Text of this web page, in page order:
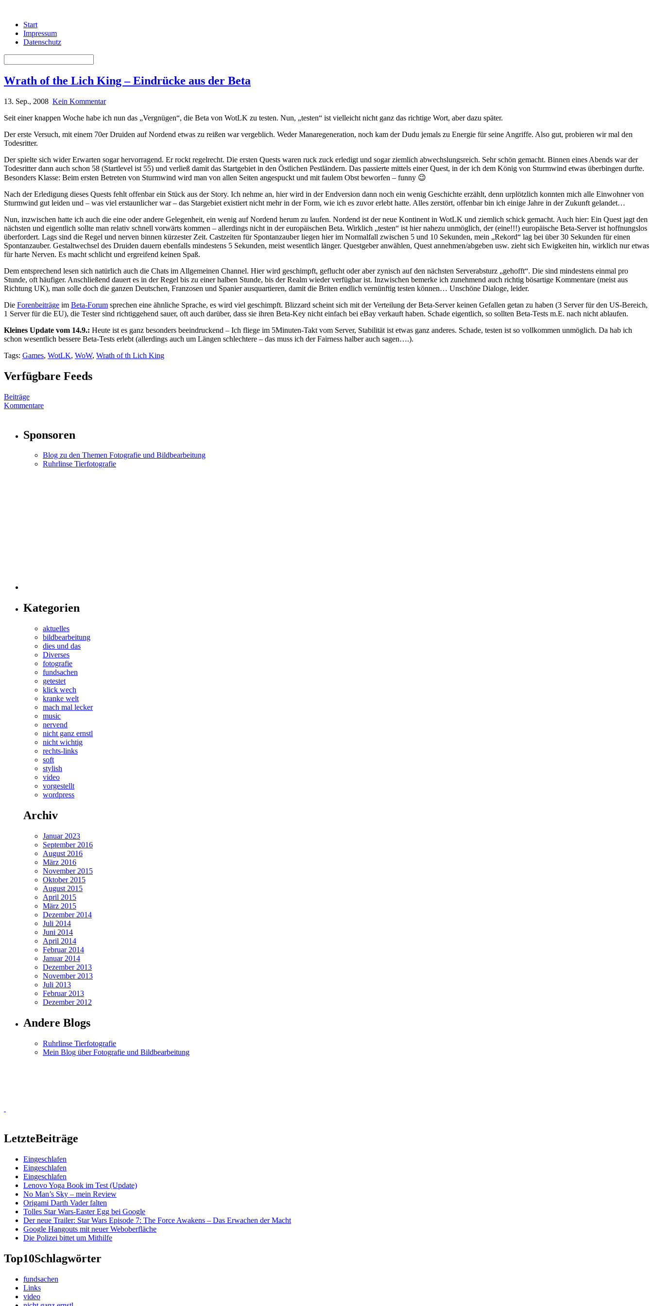
Start
Impressum
Datenschutz
Wrath of the Lich King – Eindrücke aus der Beta
13. Sep., 2008 Kein Kommentar
Seit einer knappen Woche habe ich nun das „Vergnügen“, die Beta von WotLK zu testen. Nun, „testen“ ist vielleicht nicht ganz das richtige Wort, aber dazu später.
Der erste Versuch, mit einem 70er Druiden auf Nordend etwas zu reißen war vergeblich. Weder Manaregeneration, noch kam der Dudu jemals zu Energie für seine Angriffe. Also gut, probieren wir mal den
Todesritter.
Der spielte sich wider Erwarten sogar hervorragend. Er rockt regelrecht. Die ersten Quests waren ruck zuck erledigt und sogar ziemlich abwechslungsreich. Sehr schön gemacht. Binnen eines Abends war der
Todesritter dann auch schon 58 (Startlevel ist 55) und verließ damit das Startgebiet in den Östlichen Pestländern. Das passierte mittels einer Quest, in der ich dem König von Sturmwind etwas überbingen durfte.
Besonders Klasse: Beim ersten Betreten von Sturmwind wird man von allen Seiten angespuckt und mit faulem Obst beworfen – funny 😉
Nach der Erledigung dieses Quests fehlt offenbar ein Stück aus der Story. Ich nehme an, hier wird in der Endversion dann noch ein wenig Geschichte erzählt, denn urplötzlich konnten mich alle Einwohner von
Sturmwind gut leiden und – was viel erstaunlicher war – das Stargebiet existiert nicht mehr in der Form, wie ich es zuvor erlebt hatte. Alles zerstört, offenbar bin ich einige Jahre in der Zukunft gelandet…
Nun, inzwischen hatte ich auch die eine oder andere Gelegenheit, ein wenig auf Nordend herum zu laufen. Nordend ist der neue Kontinent in WotLK und ziemlich schick gemacht. Auch hier: Ein Quest jagt den
nächsten und eigentlich sollte man relativ schnell vorwärts kommen – allerdings nicht in der europäischen Beta. Wirklich „testen“ ist hier nahezu unmöglich, der (eine!!!) europäische Beta-Server ist hoffnungslos
überfordert. Lags sind die Regel und nerven binnen kürzester Zeit. Castzeiten für Spontanzauber liegen hier im Normalfall zwischen 5 und 10 Sekunden, mein „Rekord“ lag bei über 30 Sekunden für einen
Spontanzauber. Gestaltwechsel des Druiden dauern ebenfalls mindestens 5 Sekunden, meist wesentlich länger. Questgeber anwählen, Quest annehmen/abgeben usw. zieht sich Ewigkeiten hin, wirklich nur etwas
für harte Nerven. Es macht schlicht und ergreifend keinen Spaß.
Dem entsprechend lesen sich natürlich auch die Chats im Allgemeinen Channel. Hier wird geschimpft, geflucht oder aber zynisch auf den nächsten Serverabsturz „gehofft“. Die sind mindestens einmal pro
Stunde, oft häufiger. Anschließend dauert es in der Regel bis zu einer halben Stunde, bis der Realm wieder verfügbar ist. Inzwischen bemerke ich zunehmend auch richtig bösartige Kommentare (meist aus
Richtung UK), man solle doch die ganzen Deutschen, Franzosen und Spanier ausquartieren, damit die Briten endlich vernünftig testen können… Unschöne Dialoge, leider.
Die Forenbeiträge im Beta-Forum sprechen eine ähnliche Sprache, es wird viel geschimpft. Blizzard scheint sich mit der Verteilung der Beta-Server keinen Gefallen getan zu haben (3 Server für den US-Bereich,
1 Server für die EU), die Tester sind richtiggehend sauer, oft auch darüber, dass sie ihren Beta-Key nicht einfach bei eBay verkauft haben. Schade eigentlich, so sollten Beta-Tests m.E. nach nicht ablaufen.
Kleines Update vom 14.9.: Heute ist es ganz besonders beeindruckend – Ich fliege im 5Minuten-Takt vom Server, Stabilität ist etwas ganz anderes. Schade, testen ist so vollkommen unmöglich. Da hab ich
schon wesentlich bessere Beta-Tests erlebt (allerdings auch um Längen schlechtere – das muss ich der Fairness halber auch sagen….).
Tags: Games, WotLK, WoW, Wrath of th Lich King
Verfügbare Feeds
Beiträge
Kommentare
Sponsoren
Blog zu den Themen Fotografie und Bildbearbeitung
Ruhrlinse Tierfotografie
Kategorien
aktuelles
bildbearbeitung
dies und das
Diverses
fotografie
fundsachen
getestet
klick wech
kranke welt
mach mal lecker
music
nervend
nicht ganz ernstl
nicht wichtig
rechts-links
soft
stylish
video
vorgestellt
wordpress
Archiv
Januar 2023
September 2016
August 2016
März 2016
November 2015
Oktober 2015
August 2015
April 2015
März 2015
Dezember 2014
Juli 2014
Juni 2014
April 2014
Februar 2014
Januar 2014
Dezember 2013
November 2013
Juli 2013
Februar 2013
Dezember 2012
Andere Blogs
Ruhrlinse Tierfotografie
Mein Blog über Fotografie und Bildbearbeitung
LetzteBeiträge
Eingeschlafen
Eingeschlafen
Eingeschlafen
Lenovo Yoga Book im Test (Update)
No Man’s Sky – mein Review
Origami Darth Vader falten
Tolles Star Wars-Easter Egg bei Google
Der neue Trailer: Star Wars Episode 7: The Force Awakens – Das Erwachen der Macht
Google Hangouts mit neuer Weboberfläche
Die Polizei bittet um Mithilfe
Top10Schlagwörter
fundsachen
Links
video